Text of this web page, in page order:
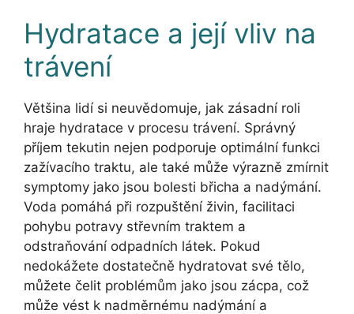
Hydratace a její vliv na
trávení
Většina lidí si neuvědomuje, jak zásadní roli
hraje hydratace v procesu trávení. Správný
příjem tekutin nejen podporuje optimální funkci
zažívacího traktu, ale také může výrazně zmírnit
symptomy jako jsou bolesti břicha a nadýmání.
Voda pomáhá při rozpuštění živin, facilitaci
pohybu potravy střevním traktem a
odstraňování odpadních látek. Pokud
nedokážete dostatečně hydratovat své tělo,
můžete čelit problémům jako jsou zácpa, což
může vést k nadměrnému nadýmání a